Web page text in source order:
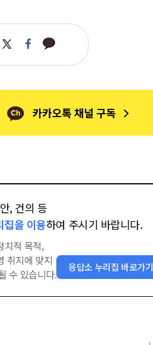
트
위
페
이
카
카
, 건의 등
집을 이용하여 주시기 바랍니다.
치적 목적,
취지에 맞지
수 있습니다.
응답소 누리집 바로가기